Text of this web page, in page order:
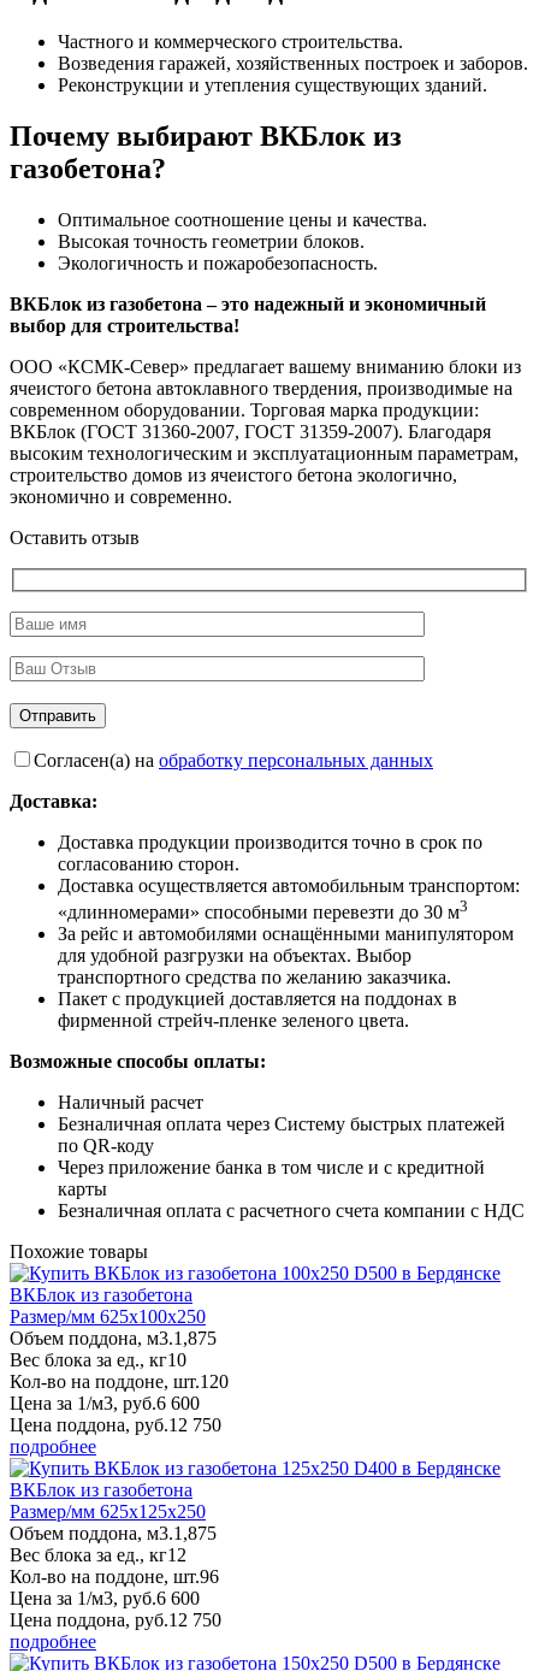
Частного и коммерческого строительства.
Возведения гаражей, хозяйственных построек и заборов.
Реконструкции и утепления существующих зданий.
Почему выбирают ВКБлок из
газобетона?
Оптимальное соотношение цены и качества.
Высокая точность геометрии блоков.
Экологичность и пожаробезопасность.
ВКБлок из газобетона – это надежный и экономичный
выбор для строительства!
ООО «КСМК-Север» предлагает вашему вниманию блоки из
ячеистого бетона автоклавного твердения, производимые на
современном оборудовании. Торговая марка продукции:
ВКБлок (ГОСТ 31360-2007, ГОСТ 31359-2007). Благодаря
высоким технологическим и эксплуатационным параметрам,
строительство домов из ячеистого бетона экологично,
экономично и современно.
Оставить отзыв
Согласен(а) на обработку персональных данных
Доставка:
Доставка продукции производится точно в срок по
согласованию сторон.
Доставка осуществляется автомобильным транспортом:
«длинномерами» способными перевезти до 30 м3
За рейс и автомобилями оснащёнными манипулятором
для удобной разгрузки на объектах. Выбор
транспортного средства по желанию заказчика.
Пакет с продукцией доставляется на поддонах в
фирменной стрейч-пленке зеленого цвета.
Возможные способы оплаты:
Наличный расчет
Безналичная оплата через Систему быстрых платежей
по QR-коду
Через приложение банка в том числе и с кредитной
карты
Безналичная оплата с расчетного счета компании с НДС
Похожие товары
ВКБлок из газобетона
Размер/мм 625x100x250
Объем поддона, м3.1,875
Вес блока за ед., кг10
Кол-во на поддоне, шт.120
Цена за 1/м3, руб.6 600
Цена поддона, руб.12 750
подробнее
ВКБлок из газобетона
Размер/мм 625x125x250
Объем поддона, м3.1,875
Вес блока за ед., кг12
Кол-во на поддоне, шт.96
Цена за 1/м3, руб.6 600
Цена поддона, руб.12 750
подробнее